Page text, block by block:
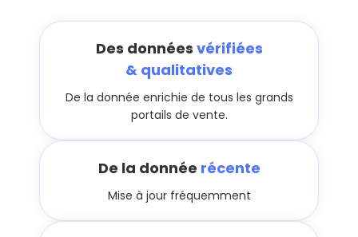
Des données vérifiées
& qualitatives
De la donnée enrichie de tous les grands
portails de vente.
De la donnée récente
Mise à jour fréquemment